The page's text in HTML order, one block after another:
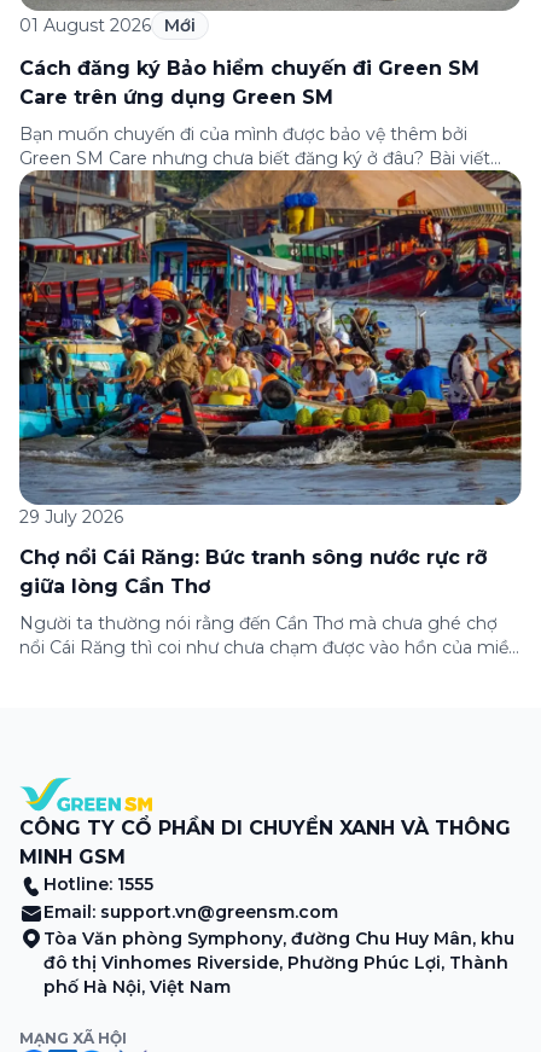
01 August 2026 Mới
Cách đăng ký Bảo hiểm chuyến đi Green SM
Care trên ứng dụng Green SM
Bạn muốn chuyến đi của mình được bảo vệ thêm bởi
Green SM Care nhưng chưa biết đăng ký ở đâu? Bài viết
dưới đây sẽ hướng dẫn chi tiết cách tham gia (và hủy tham
gia) gói bảo hiểm này ngay trên ứng dụng Green SM, cùng
những lưu ý quan trọng trước khi […]
29 July 2026
Chợ nổi Cái Răng: Bức tranh sông nước rực rỡ
giữa lòng Cần Thơ
Người ta thường nói rằng đến Cần Thơ mà chưa ghé chợ
nổi Cái Răng thì coi như chưa chạm được vào hồn của miền
CÔNG TY CỔ PHẦN DI CHUYỂN XANH VÀ THÔNG
MINH GSM
Hotline: 1555
Email: support.vn@greensm.com
Tòa Văn phòng Symphony, đường Chu Huy Mân, khu
đô thị Vinhomes Riverside, Phường Phúc Lợi, Thành
phố Hà Nội, Việt Nam
MẠNG XÃ HỘI